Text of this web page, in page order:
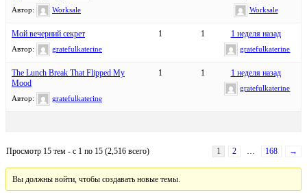
Автор: Worksale Worksale
Мой вечерний секрет
Автор: gratefulkaterine
1 1 1 неделя назад
gratefulkaterine
The Lunch Break That Flipped My
Mood
Автор: gratefulkaterine
1 1 1 неделя назад
gratefulkaterine
Просмотр 15 тем - с 1 по 15 (2,516 всего) 1 2 … 168 →
Вы должны войти, чтобы создавать новые темы.